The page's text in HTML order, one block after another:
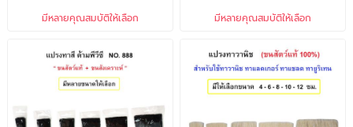
มีหลายคุณสมบัติให้เลือก มีหลายคุณสมบัติให้เลือก